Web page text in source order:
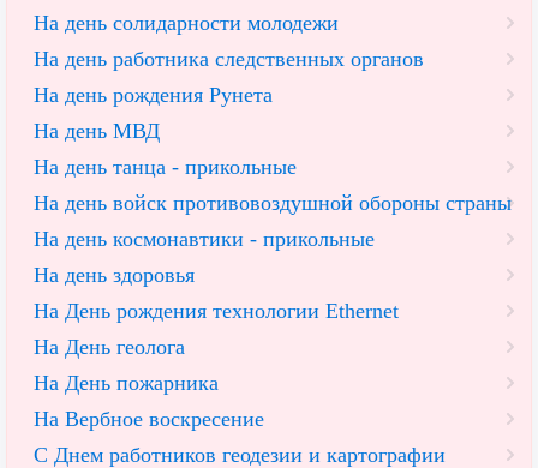
На день солидарности молодежи
На день работника следственных органов
На день рождения Рунета
На день МВД
На день танца - прикольные
На день войск противовоздушной обороны страны
На день космонавтики - прикольные
На день здоровья
На День рождения технологии Ethernet
На День геолога
На День пожарника
На Вербное воскресение
С Днем работников геодезии и картографии